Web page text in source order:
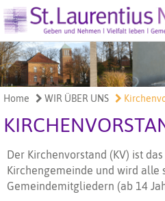
Home WIR ÜBER UNS
Der Kirchenvorstand (KV) ist
Kirchengemeinde und wird alle
Gemeindemitgliedern (ab 14